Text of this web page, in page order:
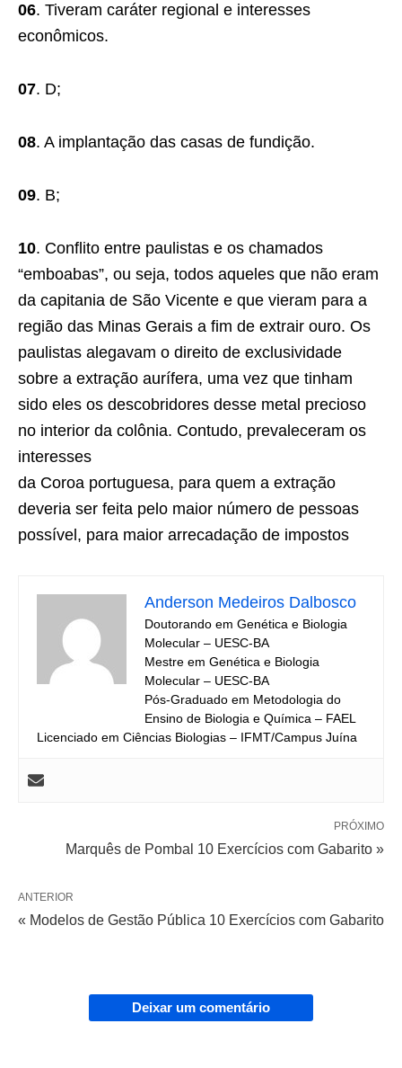
06. Tiveram caráter regional e interesses
econômicos.
07. D;
08. A implantação das casas de fundição.
09. B;
10. Conflito entre paulistas e os chamados
“emboabas”, ou seja, todos aqueles que não eram
da capitania de São Vicente e que vieram para a
região das Minas Gerais a fim de extrair ouro. Os
paulistas alegavam o direito de exclusividade
sobre a extração aurífera, uma vez que tinham
sido eles os descobridores desse metal precioso
no interior da colônia. Contudo, prevaleceram os
interesses
da Coroa portuguesa, para quem a extração
deveria ser feita pelo maior número de pessoas
possível, para maior arrecadação de impostos
Anderson Medeiros Dalbosco
Doutorando em Genética e Biologia
Molecular – UESC-BA
Mestre em Genética e Biologia
Molecular – UESC-BA
Pós-Graduado em Metodologia do
Ensino de Biologia e Química – FAEL
Licenciado em Ciências Biologias – IFMT/Campus Juína
PRÓXIMO
Marquês de Pombal 10 Exercícios com Gabarito »
ANTERIOR
« Modelos de Gestão Pública 10 Exercícios com Gabarito
Deixar um comentário